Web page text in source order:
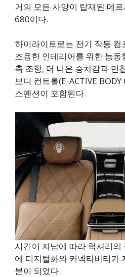
거의 모든 사양이 탑재된 메
680이다.
하이라이트로는 전기 작동 컴
조용한 인테리어를 위한 능동
축 조향, 더 나은 승차감과 민
보디 컨트롤(E-ACTIVE
스펜션이 포함된다.
시간이 지남에 따라 럭셔리의
에 디지털화와 커넥티비티가
분이 되었다.